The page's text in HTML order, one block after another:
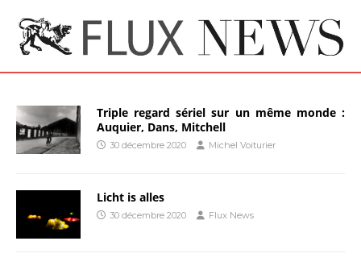
Triple regard sériel sur un même monde :
Auquier, Dans, Mitchell
30 décembre 2020 Michel Voiturier
Licht is alles
30 décembre 2020 Flux News